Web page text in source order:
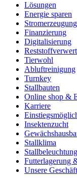
Lösungen
Energie sparen
Stromerzeugung
Finanzierung
Digitalisierung
Tierwohl
Abluftreinigung
Turnkey
Stallbauten
Online shop &
Karriere
Insektenzucht
Stallklima
Stallbeleuchtung
Futterlagerung
Unsere